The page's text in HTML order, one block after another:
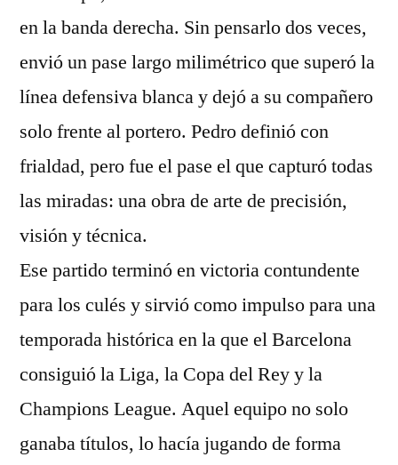
en la banda derecha. Sin pensarlo dos veces,
envió un pase largo milimétrico que superó la
línea defensiva blanca y dejó a su compañero
solo frente al portero. Pedro definió con
frialdad, pero fue el pase el que capturó todas
las miradas: una obra de arte de precisión,
visión y técnica.
Ese partido terminó en victoria contundente
para los culés y sirvió como impulso para una
temporada histórica en la que el Barcelona
consiguió la Liga, la Copa del Rey y la
Champions League. Aquel equipo no solo
ganaba títulos, lo hacía jugando de forma